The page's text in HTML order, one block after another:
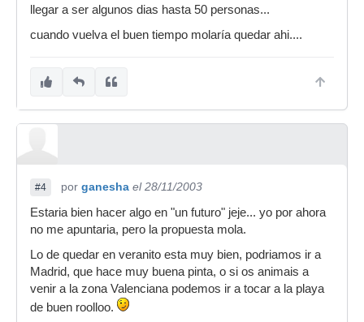
llegar a ser algunos dias hasta 50 personas...
cuando vuelva el buen tiempo molaría quedar ahi....
#4 por ganesha el 28/11/2003
Estaria bien hacer algo en "un futuro" jeje... yo por ahora
no me apuntaria, pero la propuesta mola.
Lo de quedar en veranito esta muy bien, podriamos ir a
Madrid, que hace muy buena pinta, o si os animais a
venir a la zona Valenciana podemos ir a tocar a la playa
de buen roolloo.